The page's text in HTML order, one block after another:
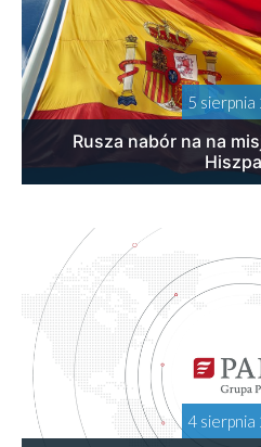
5 sierpnia
Rusza nabór na na
4 sierpnia